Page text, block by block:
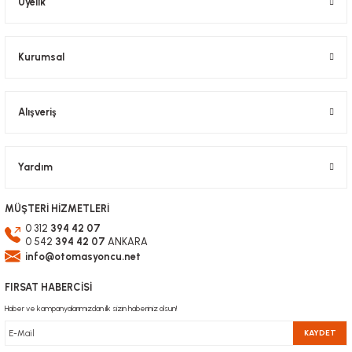
Kurumsal
Alışveriş
Yardım
MÜŞTERİ HİZMETLERİ
0 312 394 42 07
0 542 394 42 07 ANKARA
info@otomasyoncu.net
FIRSAT HABERCİSİ
Haber ve kampanyalarımızdan ilk sizin haberiniz olsun!
KAYDET